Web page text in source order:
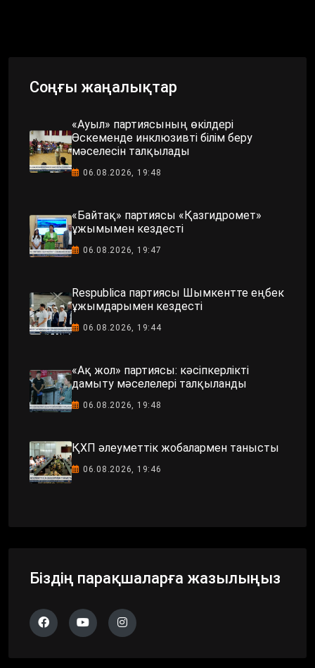
Соңғы жаңалықтар
«Ауыл» партиясының өкілдері
Өскеменде инклюзивті білім беру
мәселесін талқылады
06.08.2026, 19:48
«Байтақ» партиясы «Қазгидромет»
ұжымымен кездесті
06.08.2026, 19:47
Respublica партиясы Шымкентте еңбек
ұжымдарымен кездесті
06.08.2026, 19:44
«Ақ жол» партиясы: кәсіпкерлікті
дамыту мәселелері талқыланды
06.08.2026, 19:48
ҚХП әлеуметтік жобалармен танысты
06.08.2026, 19:46
Біздің парақшаларға жазылыңыз